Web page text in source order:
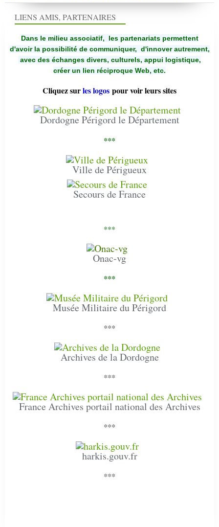
LIENS AMIS, PARTENAIRES
Dans le milieu associatif, les partenariats permettent
d'avoir la possibilité de communiquer, d'innover autrement,
avec des échanges divers, culturels, appui logistique,
créer un lien réciproque Web, etc.
Cliquez surles logos pour voir leurs sites
Dordogne Périgord le Département
***
Ville de Périgueux
Secours de France
***
Onac-vg
***
Musée Militaire du Périgord
***
Archives de la Dordogne
***
France Archives portail national des Archives
***
harkis.gouv.fr
***